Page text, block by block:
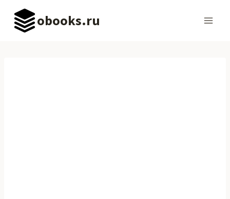
Перейти
содержимому
obooks.ru